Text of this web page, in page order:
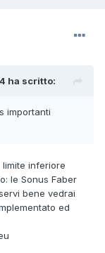
ha scritto:
importanti
inferiore
le Sonus Faber
bene vedrai
ed